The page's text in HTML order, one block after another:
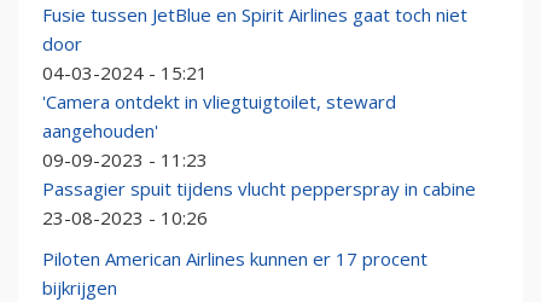
Fusie tussen JetBlue en Spirit Airlines gaat toch niet
door
04-03-2024 - 15:21
'Camera ontdekt in vliegtuigtoilet, steward
aangehouden'
09-09-2023 - 11:23
Passagier spuit tijdens vlucht pepperspray in cabine
23-08-2023 - 10:26
Piloten American Airlines kunnen er 17 procent
bijkrijgen